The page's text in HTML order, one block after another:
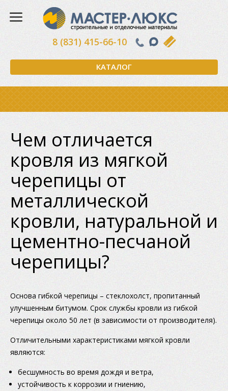
КАТАЛОГ
8 (831) 415-66-10
Чем отличается
кровля из мягкой
черепицы от
металлической
кровли, натуральной и
цементно-песчаной
черепицы?
Основа гибкой черепицы – стеклохолст, пропитанный
улучшенным битумом. Срок службы кровли из гибкой
черепицы около 50 лет (в зависимости от производителя).
Отличительными характеристиками мягкой кровли
являются:
бесшумность во время дождя и ветра,
устойчивость к коррозии и гниению,